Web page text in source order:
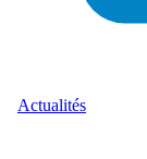
Actualités